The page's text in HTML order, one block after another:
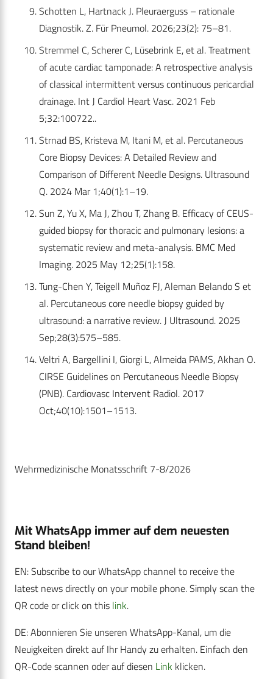
Schotten L, Hartnack J. Pleuraerguss – rationale
Diagnostik. Z. Für Pneumol. 2026;23(2): 75–81.
Stremmel C, Scherer C, Lüsebrink E, et al. Treatment
of acute cardiac tamponade: A retrospective analysis
of classical intermittent versus continuous pericardial
drainage. Int J Cardiol Heart Vasc. 2021 Feb
5;32:100722..
Strnad BS, Kristeva M, Itani M, et al. Percutaneous
Core Biopsy Devices: A Detailed Review and
Comparison of Different Needle Designs. Ultrasound
Q. 2024 Mar 1;40(1):1–19.
Sun Z, Yu X, Ma J, Zhou T, Zhang B. Efficacy of CEUS-
guided biopsy for thoracic and pulmonary lesions: a
systematic review and meta-analysis. BMC Med
Imaging. 2025 May 12;25(1):158.
Tung-Chen Y, Teigell Muñoz FJ, Aleman Belando S et
al. Percutaneous core needle biopsy guided by
ultrasound: a narrative review. J Ultrasound. 2025
Sep;28(3):575–585.
Veltri A, Bargellini I, Giorgi L, Almeida PAMS, Akhan O.
CIRSE Guidelines on Percutaneous Needle Biopsy
(PNB). Cardiovasc Intervent Radiol. 2017
Oct;40(10):1501–1513.
Wehrmedizinische Monatsschrift 7-8/2026
Mit WhatsApp immer auf dem neuesten
Stand bleiben!
EN: Subscribe to our WhatsApp channel to receive the
latest news directly on your mobile phone. Simply scan the
QR code or click on this link.
DE: Abonnieren Sie unseren WhatsApp-Kanal, um die
Neuigkeiten direkt auf Ihr Handy zu erhalten. Einfach den
QR-Code scannen oder auf diesen Link klicken.